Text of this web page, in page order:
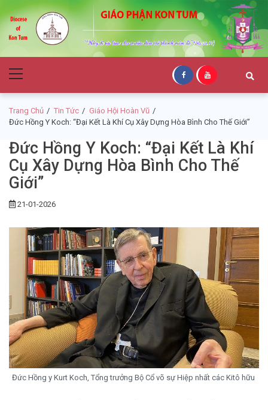
to
navigation
to
content
Giáo Phận Kon
Tum
Menu
Trang Chủ Tin Tức
Giáo Hội Hoàn Vũ
Đức Hồng Y Koch: “Đại Kết Là Khí Cụ Xây Dựng Hòa Bình Cho Thế Giới”
Đức Hồng Y Koch: “Đại Kết Là Khí
Cụ Xây Dựng Hòa Bình Cho Thế
Giới”
21-01-2026
Đức Hồng y Kurt Koch, Tổng trưởng Bộ Cổ võ sự Hiệp nhất các Kitô hữu